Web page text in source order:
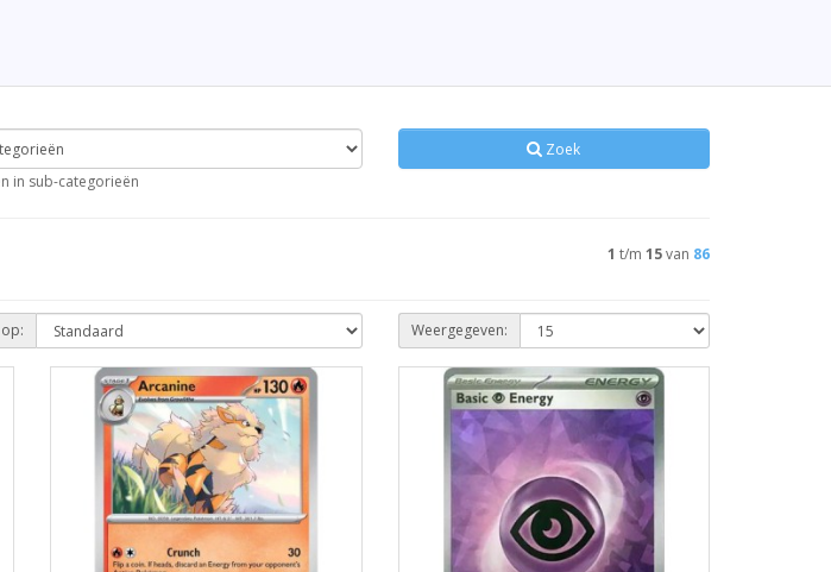
in sub-categorieën
Zoek
1 t/m 15van 86
Weergegeven: